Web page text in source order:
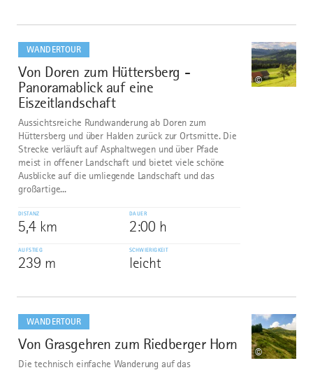
WANDERTOUR
9
Von Doren zum Hüttersberg -
Panoramablick auf eine
Eiszeitlandschaft
©
Aussichtsreiche Rundwanderung ab Doren zum
Hüttersberg und über Halden zurück zur Ortsmitte. Die
Strecke verläuft auf Asphaltwegen und über Pfade
meist in offener Landschaft und bietet viele schöne
Ausblicke auf die umliegende Landschaft und das
großartige...
DISTANZ
5,4 km
DAUER
2:00 h
AUFSTIEG
239 m
SCHWIERIGKEIT
leicht
dazu
WANDERTOUR
10
Von Grasgehren zum Riedberger Horn
©
Die technisch einfache Wanderung auf das
dazu